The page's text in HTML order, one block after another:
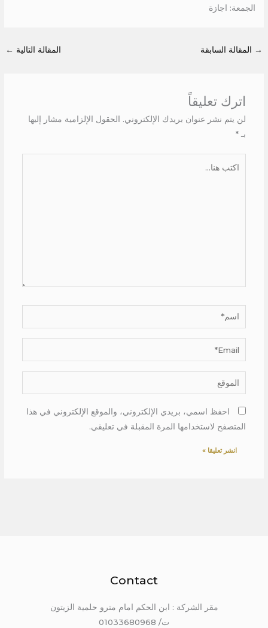
الجمعة: اجازة
→ المقالة السابقة المقالة التالية ←
اترك تعليقاً
لن يتم نشر عنوان بريدك الإلكتروني. الحقول الإلزامية مشار إليها
بـ *
اسم*
Email*
الموقع
احفظ اسمي، بريدي الإلكتروني، والموقع الإلكتروني في هذا
المتصفح لاستخدامها المرة المقبلة في تعليقي.
Contact
مقر الشركة : ابن الحكم امام مترو حلمية الزيتون
ت/ 01033680968